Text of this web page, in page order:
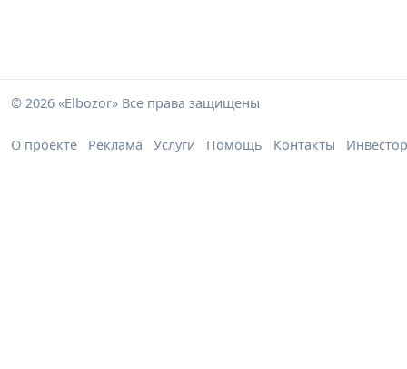
© 2026 «Elbozor» Все права защищены
О проекте Реклама Услуги Помощь Контакты